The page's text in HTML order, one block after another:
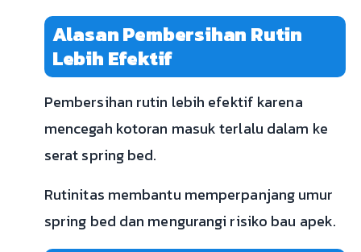
Alasan Pembersihan Rutin
Lebih Efektif
Pembersihan rutin lebih efektif karena
mencegah kotoran masuk terlalu dalam ke
serat spring bed.
Rutinitas membantu memperpanjang umur
spring bed dan mengurangi risiko bau apek.